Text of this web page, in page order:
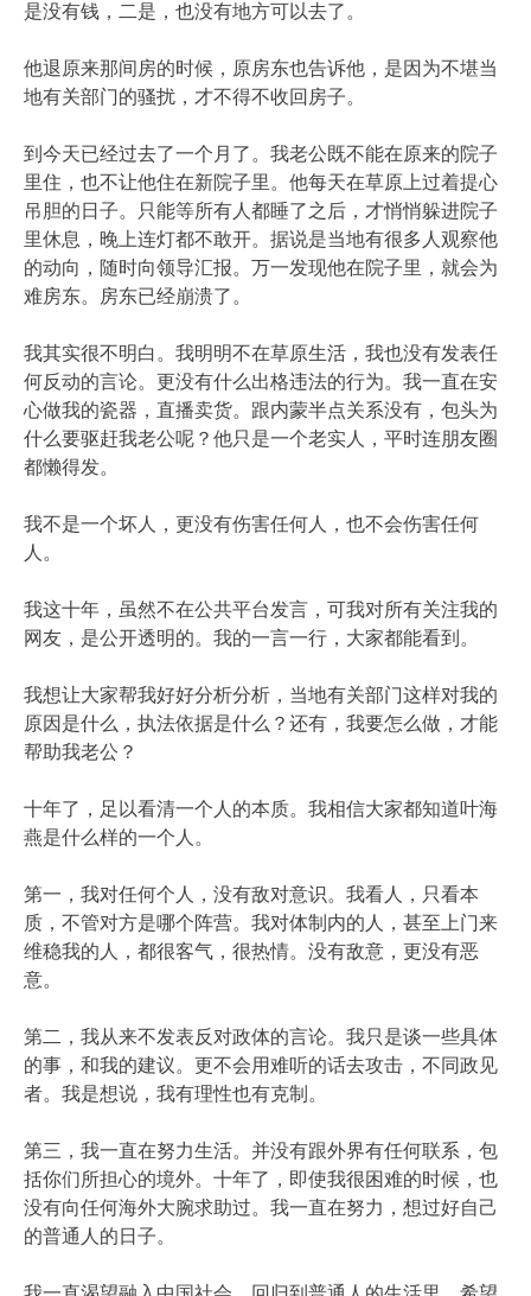
是没有钱，二是，也没有地方可以去了。
他退原来那间房的时候，原房东也告诉他，是因为不堪当
地有关部门的骚扰，才不得不收回房子。
到今天已经过去了一个月了。我老公既不能在原来的院子
里住，也不让他住在新院子里。他每天在草原上过着提心
吊胆的日子。只能等所有人都睡了之后，才悄悄躲进院子
里休息，晚上连灯都不敢开。据说是当地有很多人观察他
的动向，随时向领导汇报。万一发现他在院子里，就会为
难房东。房东已经崩溃了。
我其实很不明白。我明明不在草原生活，我也没有发表任
何反动的言论。更没有什么出格违法的行为。我一直在安
心做我的瓷器，直播卖货。跟内蒙半点关系没有，包头为
什么要驱赶我老公呢？他只是一个老实人，平时连朋友圈
都懒得发。
我不是一个坏人，更没有伤害任何人，也不会伤害任何
人。
我这十年，虽然不在公共平台发言，可我对所有关注我的
网友，是公开透明的。我的一言一行，大家都能看到。
我想让大家帮我好好分析分析，当地有关部门这样对我的
原因是什么，执法依据是什么？还有，我要怎么做，才能
帮助我老公？
十年了，足以看清一个人的本质。我相信大家都知道叶海
燕是什么样的一个人。
第一，我对任何个人，没有敌对意识。我看人，只看本
质，不管对方是哪个阵营。我对体制内的人，甚至上门来
维稳我的人，都很客气，很热情。没有敌意，更没有恶
意。
第二，我从来不发表反对政体的言论。我只是谈一些具体
的事，和我的建议。更不会用难听的话去攻击，不同政见
者。我是想说，我有理性也有克制。
第三，我一直在努力生活。并没有跟外界有任何联系，包
括你们所担心的境外。十年了，即使我很困难的时候，也
没有向任何海外大腕求助过。我一直在努力，想过好自己
的普通人的日子。